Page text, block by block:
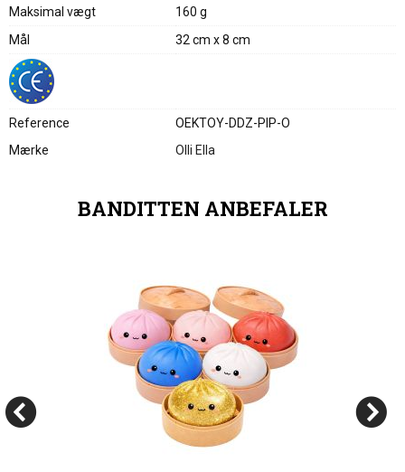
Maksimal vægt
160 g
Mål
32 cm x 8 cm
Reference
OEKTOY-DDZ-PIP-O
Mærke
Olli Ella
BANDITTEN ANBEFALER